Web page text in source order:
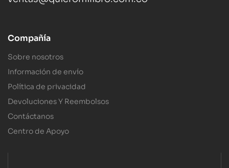
Compañía
Sobre nosotros
Información de envío
Política de privacidad
Devoluciones Y Reembolsos
Contáctanos
Centro de Apoyo